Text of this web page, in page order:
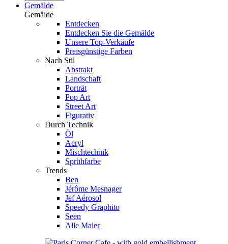
Gemälde
Gemälde
Entdecken
Entdecken Sie die Gemälde
Unsere Top-Verkäufe
Preisgünstige Farben
Nach Stil
Abstrakt
Landschaft
Porträt
Pop Art
Street Art
Figurativ
Durch Technik
Öl
Acryl
Mischtechnik
Sprühfarbe
Trends
Ben
Jérôme Mesnager
Jef Aérosol
Speedy Graphito
Seen
Alle Maler